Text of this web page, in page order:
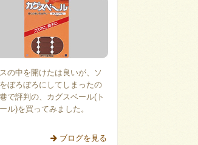
の中を開けたは良いが、ソ
ぼろぼろにしてしまったの
で評判の、カグスベール(ト
ル)を買ってみました。
ブログを見る